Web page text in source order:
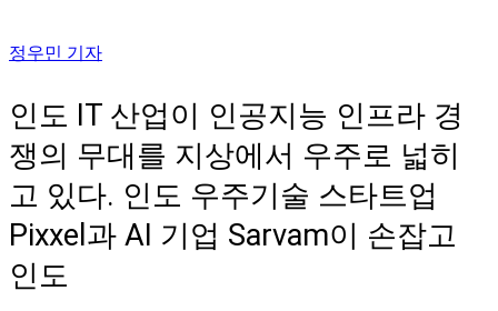
정우민 기자
인도 IT 산업이 인공지능 인프라 경
쟁의 무대를 지상에서 우주로 넓히
고 있다. 인도 우주기술 스타트업
Pixxel과 AI 기업 Sarvam이 손잡고
인도